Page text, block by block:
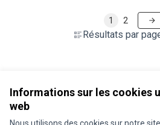
Informations sur les cookies
web
Résultats par
1 2